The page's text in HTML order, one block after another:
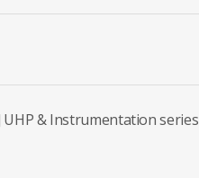
& Instrumentation series